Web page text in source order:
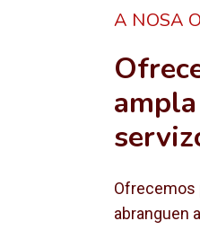
A NOSA
Ofrecemos
abranguen